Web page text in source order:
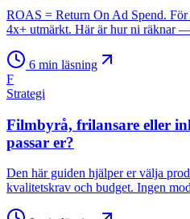
ROAS = Return On Ad Spend.
4x+ utmärkt. Här är hur ni räknar
6 min läsning
F
Strategi
Filmbyrå, frilansare eller
passar er?
Den här guiden hjälper er välja
kvalitetskrav och budget. Ingen